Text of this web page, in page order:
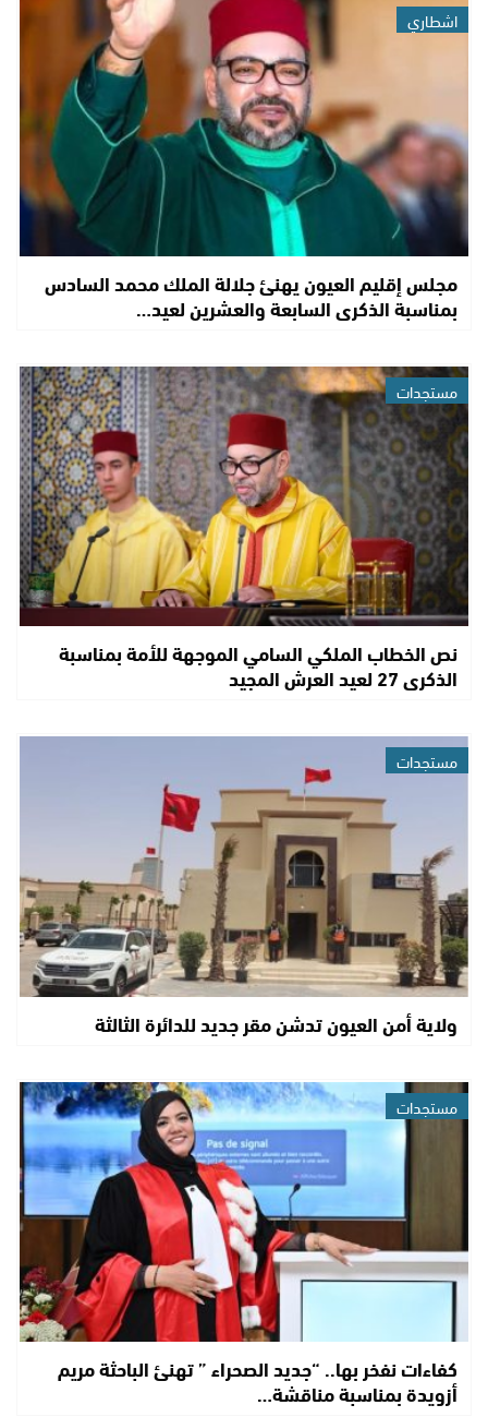
اشطاري
مجلس إقليم العيون يهنئ جلالة الملك محمد السادس
بمناسبة الذكرى السابعة والعشرين لعيد…
مستجدات
نص الخطاب الملكي السامي الموجهة للأمة بمناسبة
الذكرى 27 لعيد العرش المجيد
مستجدات
ولاية أمن العيون تدشن مقر جديد للدائرة الثالثة
مستجدات
كفاءات نفخر بها.. “جديد الصحراء ” تهنئ الباحثة مريم
أزويدة بمناسبة مناقشة…